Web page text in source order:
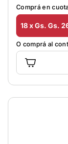
Comprá en
18 x Gs. Gs.
O comprá al